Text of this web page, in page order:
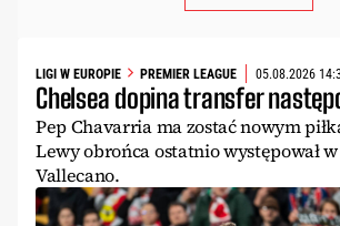
LIGI W EUROPIE PREMIER LEAGUE 05.08.2026
Chelsea dopina transfer
Pep Chavarria ma zostać nowym
Lewy obrońca ostatnio występował
Vallecano.